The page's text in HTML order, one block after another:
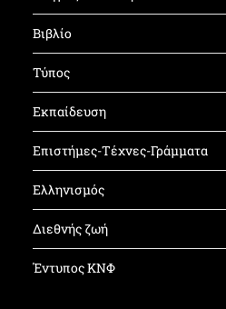
Βιβλίο
Τύπος
Εκπαίδευση
Επιστήμες-Τέχνες-Γράμματα
Ελληνισμός
Διεθνής ζωή
Έντυπος ΚΝΦ